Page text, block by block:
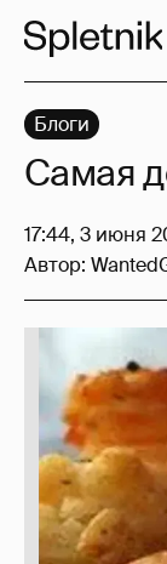
Блоги
Самая
17:44, 3 июня
Автор: